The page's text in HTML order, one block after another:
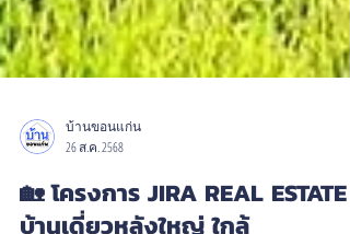
บ้านขอนแก่น
26 ส.ค. 2568